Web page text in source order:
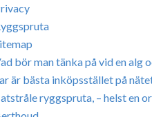
bör man tänka på vid en alg
är bästa inköpsstället på
ryggspruta, – helst en